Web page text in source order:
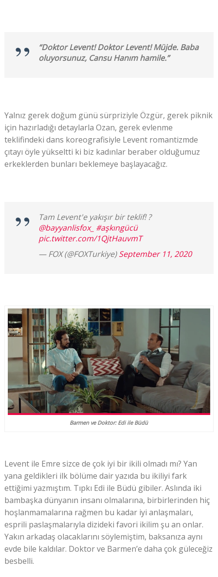
“Doktor Levent! Doktor Levent! Müjde. Baba
oluyorsunuz, Cansu Hanım hamile.”
Yalnız gerek doğum günü sürpriziyle Özgür, gerek piknik
için hazırladığı detaylarla Ozan, gerek evlenme
teklifindeki dans koreografisiyle Levent romantizmde
çıtayı öyle yükseltti ki biz kadınlar beraber olduğumuz
erkeklerden bunları beklemeye başlayacağız.
Tam Levent'e yakışır bir teklif! ?
@bayyanlisfox_ #aşkıngücü
pic.twitter.com/1QjtHauvmT
— FOX (@FOXTurkiye)September 11, 2020
Barmen ve Doktor: Edi ile Büdü
Levent ile Emre sizce de çok iyi bir ikili olmadı mı? Yan
yana geldikleri ilk bölüme dair yazıda bu ikiliyi fark
ettiğimi yazmıştım. Tıpkı Edi ile Büdü gibiler. Aslında iki
bambaşka dünyanın insanı olmalarına, birbirlerinden hiç
hoşlanmamalarına rağmen bu kadar iyi anlaşmaları,
esprili paslaşmalarıyla dizideki favori ikilim şu an onlar.
Yakın arkadaş olacaklarını söylemiştim, baksanıza aynı
evde bile kaldılar. Doktor ve Barmen’e daha çok güleceğiz
besbelli.